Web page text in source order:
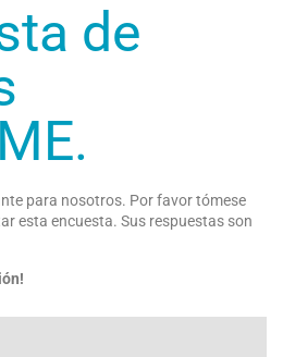
de
para nosotros. Por favor tómese
esta encuesta. Sus respuestas son